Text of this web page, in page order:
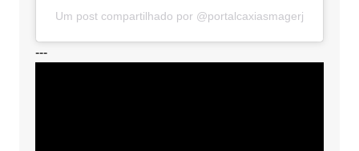
Um post compartilhado por @portalcaxiasmagerj
---